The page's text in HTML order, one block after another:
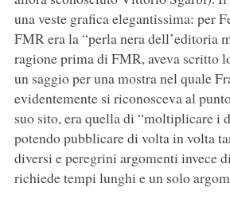
una veste grafica elegantissima: per
FMR era la “perla nera dell’editoria
ragione prima di FMR, aveva scritto
un saggio per una mostra nel quale
evidentemente si riconosceva al
suo sito, era quella di “moltiplicare i
potendo pubblicare di volta in volta
diversi e peregrini argomenti invece
richiede tempi lunghi e un solo